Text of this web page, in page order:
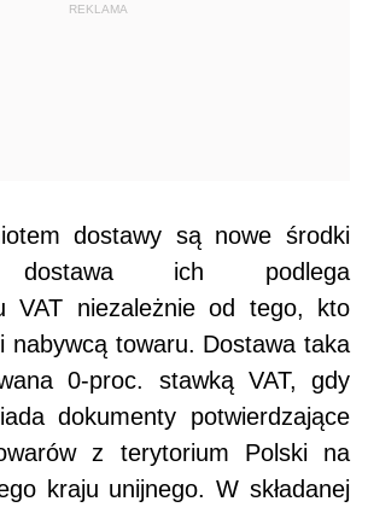
REKLAMA
dostawy są nowe środki
dostawa ich podlega
VAT niezależnie od tego, kto
nabywcą towaru. Dostawa taka
0-proc. stawką VAT, gdy
dokumenty potwierdzające
z terytorium Polski na
kraju unijnego. W składanej